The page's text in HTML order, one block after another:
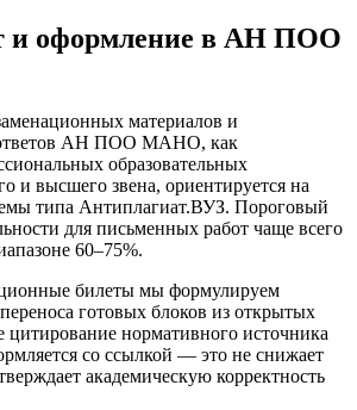
и оформление в АН ПОО
материалов и
ответов АН ПОО МАНО, как
образовательных
и высшего звена, ориентируется на
типа Антиплагиат.ВУЗ. Пороговый
для письменных работ чаще всего
60–75%.
билеты мы формулируем
готовых блоков из открытых
цитирование нормативного источника
со ссылкой — это не снижает
академическую корректность